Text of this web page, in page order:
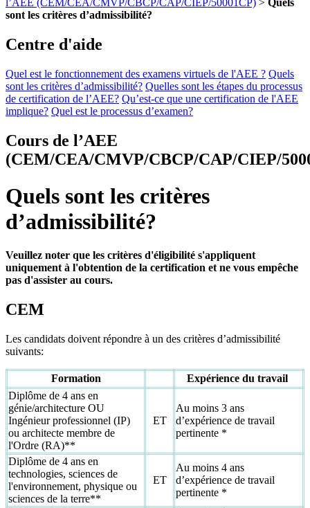
sont les critères d’admissibilité?
Centre d'aide
Quel est le fonctionnement des examens virtuels de l'AEE ? Quels
sont les critères d’admissibilité? Quelles sont les étapes du processus
de certification de l’AEE? Qu’est-ce que une certification de l'AEE
implique? Quel est le processus d’examen?
Cours de l’AEE
(CEM/CEA/CMVP/CBCP/CAP/CIEP/
Quels sont les critères
d’admissibilité?
Veuillez noter que les critères d'éligibilité s'appliquent
uniquement à l'obtention de la certification et ne vous empêche
pas d'assister au cours.
CEM
Les candidats doivent répondre à un des critères d’admissibilité
suivants:
Formation
Expérience du travail
Diplôme de 4 ans en
génie/architecture OU
Ingénieur professionnel (IP)
ou architecte membre de
l'Ordre (RA)**
ET
Au moins 3 ans
d’expérience de travail
pertinente *
Diplôme de 4 ans en
technologies, sciences de
l'environnement, physique ou
sciences de la terre**
ET
Au moins 4 ans
d’expérience de travail
pertinente *